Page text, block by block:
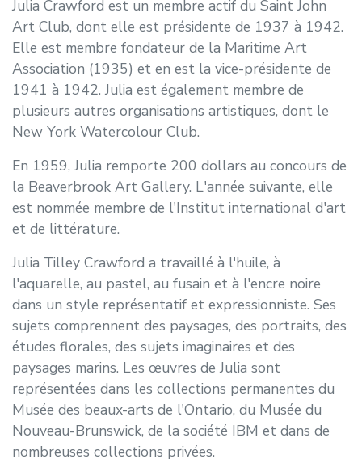
Julia Crawford est un membre actif du Saint John
Art Club, dont elle est présidente de 1937 à 1942.
Elle est membre fondateur de la Maritime Art
Association (1935) et en est la vice-présidente de
1941 à 1942. Julia est également membre de
plusieurs autres organisations artistiques, dont le
New York Watercolour Club.
En 1959, Julia remporte 200 dollars au concours de
la Beaverbrook Art Gallery. L'année suivante, elle
est nommée membre de l'Institut international d'art
et de littérature.
Julia Tilley Crawford a travaillé à l'huile, à
l'aquarelle, au pastel, au fusain et à l'encre noire
dans un style représentatif et expressionniste. Ses
sujets comprennent des paysages, des portraits, des
études florales, des sujets imaginaires et des
paysages marins. Les œuvres de Julia sont
représentées dans les collections permanentes du
Musée des beaux-arts de l'Ontario, du Musée du
Nouveau-Brunswick, de la société IBM et dans de
nombreuses collections privées.